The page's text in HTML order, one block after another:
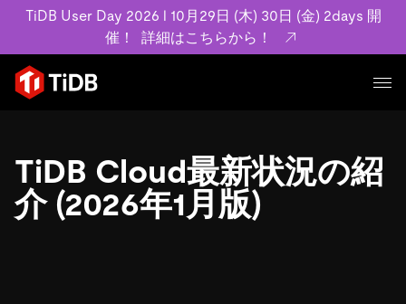
TiDB User Day 2026 l 10月29日 (木) 30日 (金) 2days 開
催！
詳細はこちらから！
プロダクト
MySQL互換の分散データベースで高可用性と水平スケー
ラビリティを備え大規模データをリアルタイムで処理でき
ます。
ユースケース
事例記事
TiDB Cloud最新状況の紹
介 (2026年1月版)